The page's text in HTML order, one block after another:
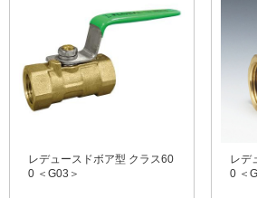
レデュースドボア型 クラス60
0 ＜G03＞
レデ
0 ＜